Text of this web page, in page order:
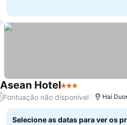
Asean Hotel3 Estrelas
/Pontuação não disponível Hai
Selecione as datas para ver os